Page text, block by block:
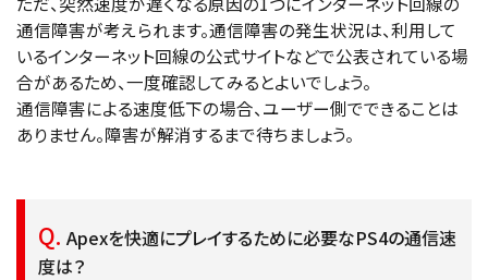
通信障害が考えられます。通信障害の発生状況は、利用して
いるインターネット回線の公式サイトなどで公表されている場
合があるため、一度確認してみるとよいでしょう。
通信障害による速度低下の場合、ユーザー側でできることは
ありません。障害が解消するまで待ちましょう。
Apexを快適にプレイするために必要なPS4の通信速
度は？